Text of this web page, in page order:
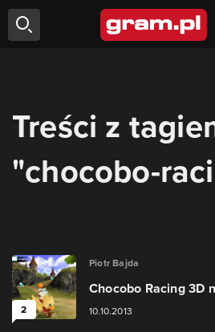
Treści z
"chocobo-
2
Piotr Bajda
Chocobo Racing 3D
10.10.2013